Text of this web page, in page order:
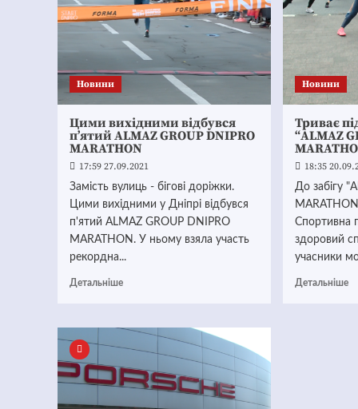
Новини
Цими вихідними відбувся
п’ятий ALMAZ GROUP DNIPRO
MARATHON
17:59 27.09.2021
Замість вулиць - бігові доріжки.
Цими вихідними у Дніпрі відбувся
п'ятий ALMAZ GROUP DNIPRO
MARATHON. У ньому взяла участь
рекордна...
Детальніше
Новини
Триває
“ALMAZ
18:35
До забігу
Спортивна
здоровий
учасники
Детальніше